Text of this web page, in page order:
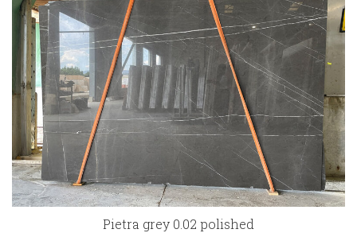
Pietra grey 0.02 polished